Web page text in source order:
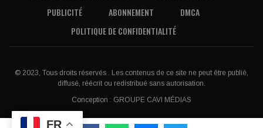
PUBLICITÉ
ABONNEMENT
DMCA
POLITIQUE DE CONFIDENTIALITÉ
© 2023, Tous droits réservés . Les contenus de ce site ne peut être publié,
diffusé, réécrit ou redistribué sans autorisation.
Conception : GROUPE CAVI MÉDIAS
FR